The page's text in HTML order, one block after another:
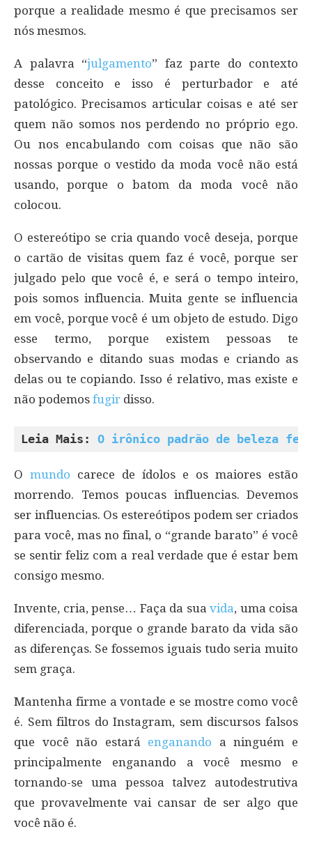
porque a realidade mesmo é que precisamos ser
nós mesmos.
A palavra “julgamento” faz parte do contexto
desse conceito e isso é perturbador e até
patológico. Precisamos articular coisas e até ser
quem não somos nos perdendo no próprio ego.
Ou nos encabulando com coisas que não são
nossas porque o vestido da moda você não está
usando, porque o batom da moda você não
colocou.
O estereótipo se cria quando você deseja, porque
o cartão de visitas quem faz é você, porque ser
julgado pelo que você é, e será o tempo inteiro,
pois somos influencia. Muita gente se influencia
em você, porque você é um objeto de estudo. Digo
esse termo, porque existem pessoas te
observando e ditando suas modas e criando as
delas ou te copiando. Isso é relativo, mas existe e
não podemos fugir disso.
Leia Mais: O irônico padrão de beleza
O mundo carece de ídolos e os maiores estão
morrendo. Temos poucas influencias. Devemos
ser influencias. Os estereótipos podem ser criados
para você, mas no final, o “grande barato” é você
se sentir feliz com a real verdade que é estar bem
consigo mesmo.
Invente, cria, pense… Faça da sua vida, uma coisa
diferenciada, porque o grande barato da vida são
as diferenças. Se fossemos iguais tudo seria muito
sem graça.
Mantenha firme a vontade e se mostre como você
é. Sem filtros do Instagram, sem discursos falsos
que você não estará enganando a ninguém e
principalmente enganando a você mesmo e
tornando-se uma pessoa talvez autodestrutiva
que provavelmente vai cansar de ser algo que
você não é.